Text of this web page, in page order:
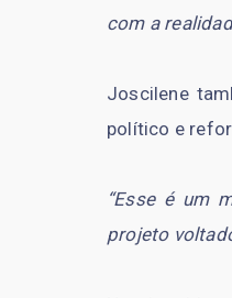
com a
Joscilene
político e
“Esse é um
projeto